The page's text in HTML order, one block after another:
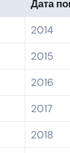
Дата
2014
2015
2016
2017
2018